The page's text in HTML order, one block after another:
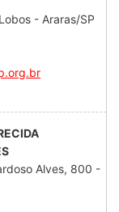
- Araras/SP
Alves, 800 -